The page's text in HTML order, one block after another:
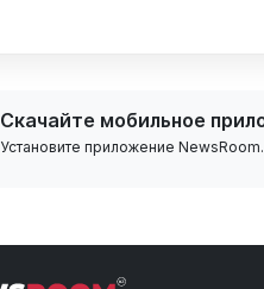
Скачайте мобильное
Установите приложение